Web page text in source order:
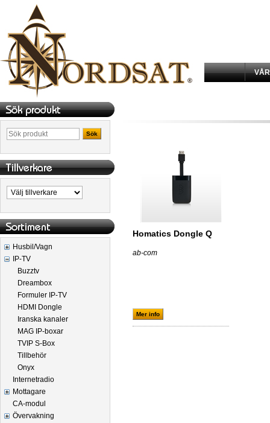
Sök
Husbil/Vagn
IP-TV
Buzztv
Dreambox
Formuler IP-TV
HDMI Dongle
Iranska kanaler
MAG IP-boxar
TVIP S-Box
Tillbehör
Onyx
Internetradio
Mottagare
CA-modul
Övervakning
Homatics Dongle Q
ab-com
Mer info